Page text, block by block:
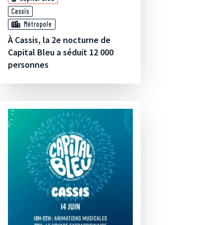
Cassis
Métropole
À Cassis, la 2e nocturne de
Capital Bleu a séduit 12 000
personnes